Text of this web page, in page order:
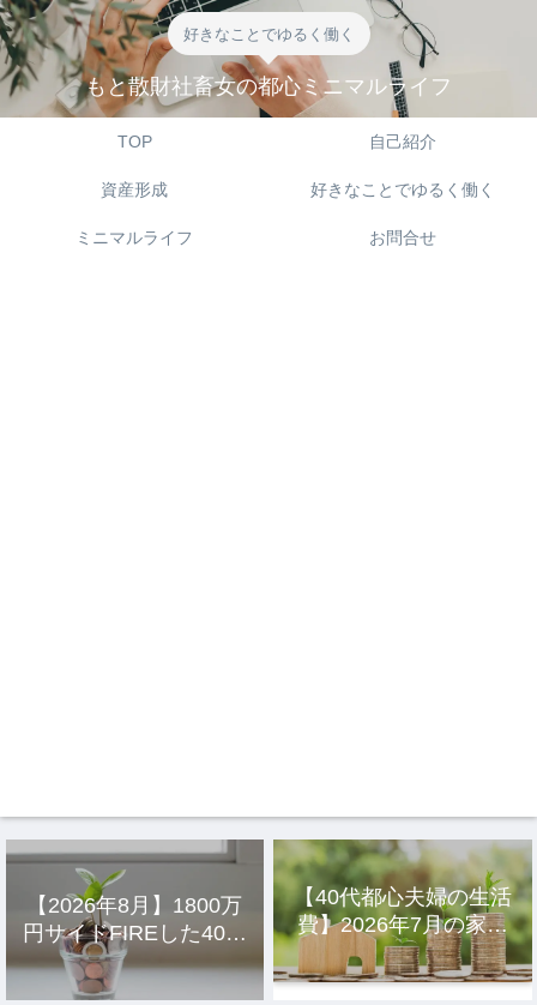
好きなことでゆるく働く
もと散財社畜女の都心ミニマルライフ
TOP 自己紹介
資産形成 好きなことでゆるく働く
ミニマルライフ お問合せ
【2026年8月】1800万
円サイドFIREした40代
主婦の投資結果公開
【40代都心夫婦の生活
費】2026年7月の家計
簿公開